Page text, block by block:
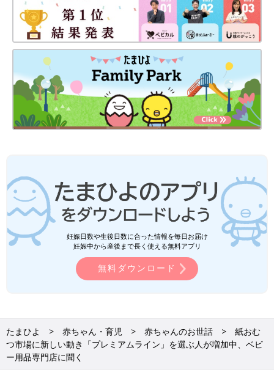
妊娠日数や生後日数に合った情報を毎日お届け
妊娠中から産後まで長く使える無料アプリ
無料ダウンロード
たまひよ 赤ちゃん・育児 赤ちゃんのお世話
紙おむ
つ市場に新しい動き「プレミアムライン」を選ぶ人が増加中、ベビ
ー用品専門店に聞く